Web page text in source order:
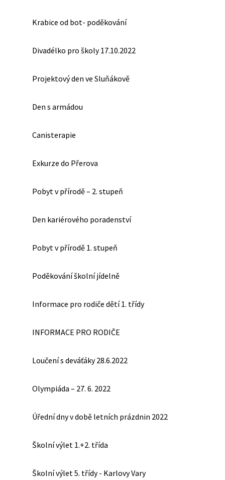
Krabice od bot- poděkování
Divadélko pro školy 17.10.2022
Projektový den ve Sluňákově
Den s armádou
Canisterapie
Exkurze do Přerova
Pobyt v přírodě – 2. stupeň
Den kariérového poradenství
Pobyt v přírodě 1. stupeň
Poděkování školní jídelně
Informace pro rodiče dětí 1. třídy
INFORMACE PRO RODIČE
Loučení s deváťáky 28.6.2022
Olympiáda – 27. 6. 2022
Úřední dny v době letních prázdnin 2022
Školní výlet 1.+2. třída
Školní výlet 5. třídy - Karlovy Vary